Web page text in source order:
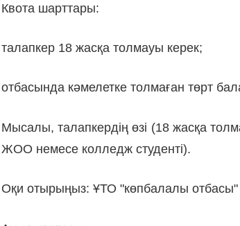
Квота шарттары:
талапкер 18 жасқа толмауы керек;
отбасында кәмелетке толмаған төрт
Мысалы, талапкердің өзі (18 жасқа
ЖОО немесе колледж студенті).
Оқи отырыңыз: ҰТО "көпбалалы отбасы"